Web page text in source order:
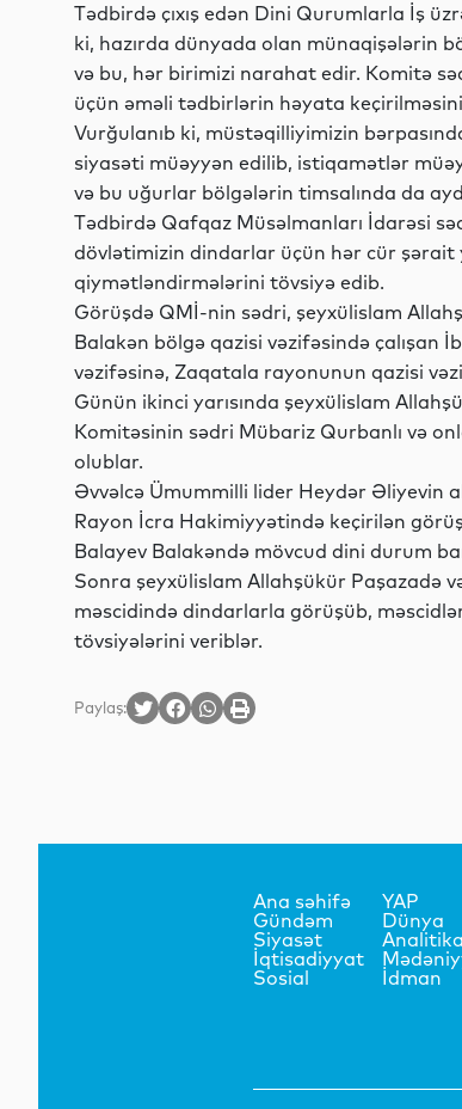
Tədbirdə çıxış edən Dini Qurumlarla İş
ki, hazırda dünyada olan münaqişələrin
və bu, hər birimizi narahat edir. Komitə
üçün əməli tədbirlərin həyata
Vurğulanıb ki, müstəqilliyimizin
siyasəti müəyyən edilib, istiqamətlər
və bu uğurlar bölgələrin timsalında da
Tədbirdə Qafqaz Müsəlmanları İdarəsi
dövlətimizin dindarlar üçün hər cür şərait
qiymətləndirmələrini tövsiyə edib.
Görüşdə QMİ-nin sədri, şeyxülislam
Balakən bölgə qazisi vəzifəsində çalışan
vəzifəsinə, Zaqatala rayonunun qazisi
Günün ikinci yarısında şeyxülislam
Komitəsinin sədri Mübariz Qurbanlı və
olublar.
Əvvəlcə Ümummilli lider Heydər Əliyevin
Rayon İcra Hakimiyyətində keçirilən
Balayev Balakəndə mövcud dini durum
Sonra şeyxülislam Allahşükür Paşazadə
məscidində dindarlarla görüşüb,
tövsiyələrini veriblər.
Paylaş:
Ana səhifə
Gündəm
Siyasət
İqtisadiyyat
Sosial
YAP
Dünya
Analitika
İdman